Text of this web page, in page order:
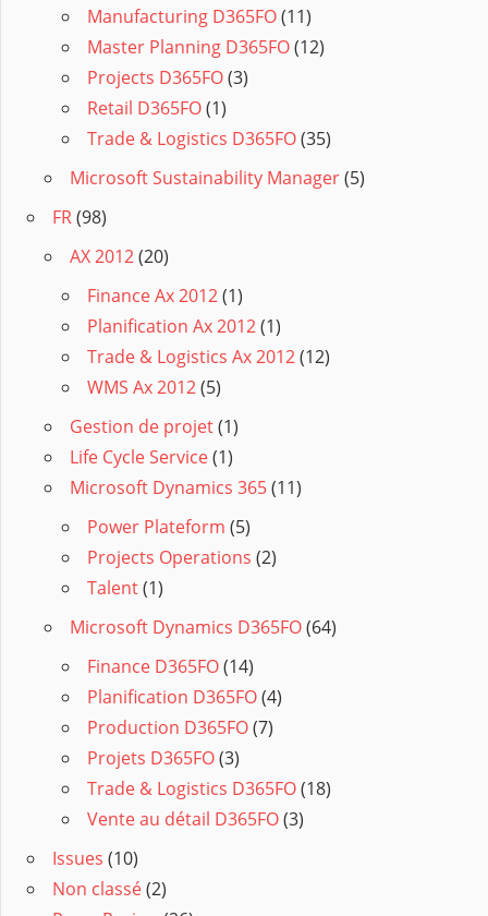
Manufacturing D365FO(11)
Master Planning D365FO(12)
Projects D365FO(3)
Retail D365FO(1)
Trade & Logistics D365FO(35)
Microsoft Sustainability Manager(5)
FR(98)
AX 2012(20)
Finance Ax 2012(1)
Planification Ax 2012(1)
Trade & Logistics Ax 2012(12)
WMS Ax 2012(5)
Gestion de projet(1)
Life Cycle Service(1)
Microsoft Dynamics 365(11)
Power Plateform (5)
Projects Operations (2)
Talent(1)
Microsoft Dynamics D365FO(64)
Finance D365FO(14)
Planification D365FO(4)
Production D365FO(7)
Projets D365FO(3)
Trade & Logistics D365FO(18)
Vente au détail D365FO(3)
Issues (10)
Non classé(2)